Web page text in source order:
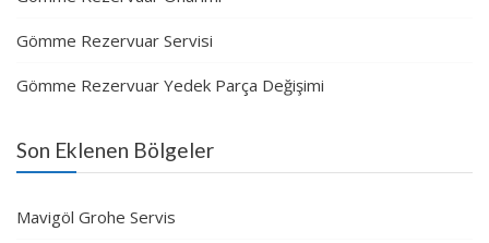
Gömme Rezervuar Servisi
Gömme Rezervuar Yedek Parça Değişimi
Son Eklenen Bölgeler
Mavigöl Grohe Servis